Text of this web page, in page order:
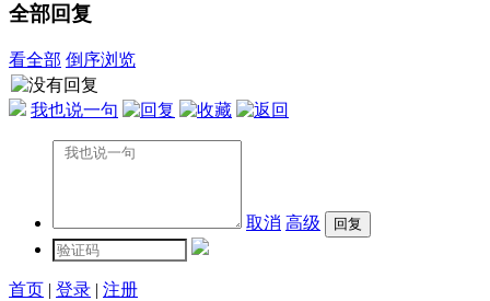
全部回复
看全部 倒序浏览
我也说一句
取消 高级
首页 | 登录 | 注册